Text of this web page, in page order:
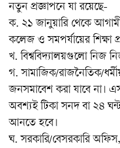
নতুন প্রজ্ঞাপনে যা রয়েছে-
ক. ২১ জানুয়ারি থেকে
কলেজ ও সমপর্যায়ের শিক্ষা
খ. বিশ্ববিদ্যালয়গুলো নিজ
গ. সামাজিক/রাজনৈতিক/
জনসমাবেশ করা যাবে না।
অবশ্যই টিকা সনদ বা ২৪
আনতে হবে।
ঘ. সরকারি/বেসরকারি অফিস,